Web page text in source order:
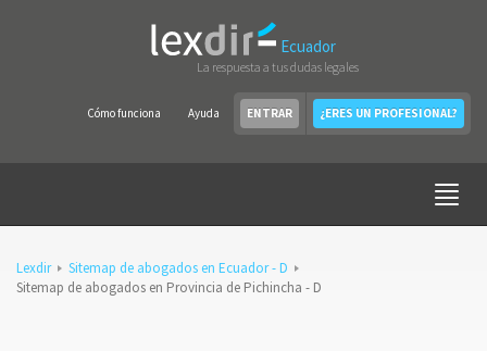
Ecuador
La respuesta a tus dudas legales
Cómo funciona Ayuda ENTRAR ¿ERES UN PROFESIONAL?
Lexdir
Sitemap de abogados en Ecuador - D
Sitemap de abogados en Provincia de Pichincha - D